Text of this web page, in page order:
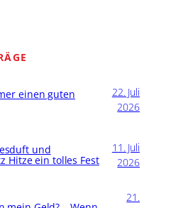
einen guten
22. Juli
2026
und
Hitze ein tolles Fest
11. Juli
2026
21.